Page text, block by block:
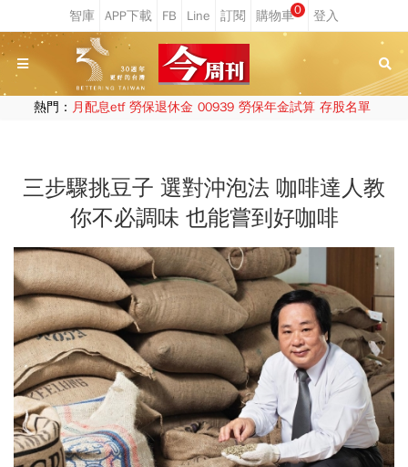
0
熱門： 月配息etf 勞保退休金 00939 勞保年金試算 存股名單
三步驟挑豆子 選對沖泡法 咖啡達人教
你不必調味 也能嘗到好咖啡